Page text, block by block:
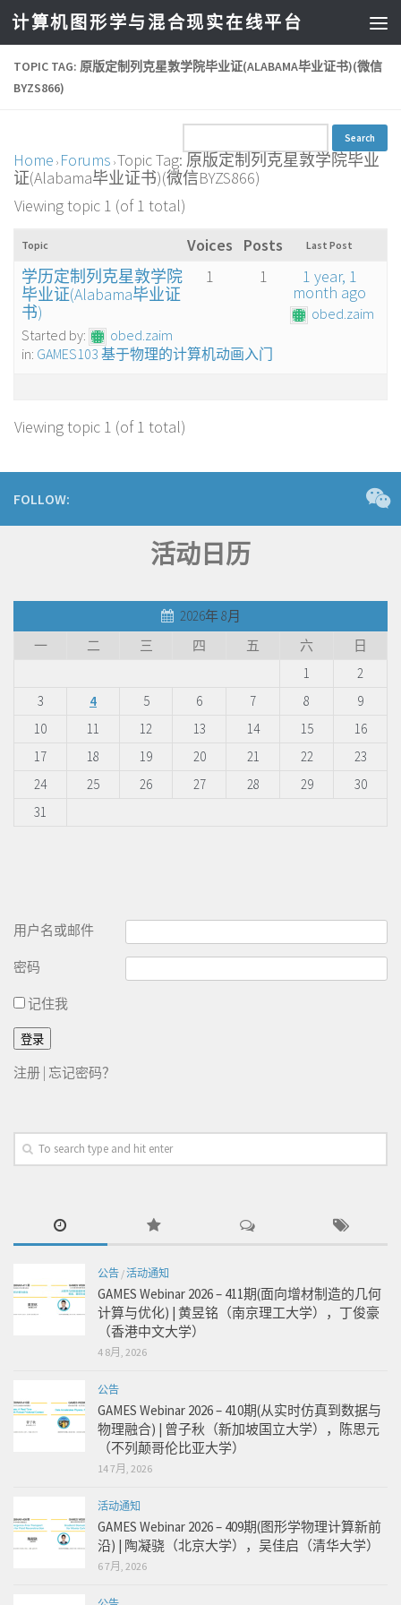
计算机图形学与混合现实在线平台
TOPIC TAG: 原版定制列克星敦学院毕业证(ALABAMA毕业证书)(微信
BYZS866)
Home › Forums ›Topic Tag: 原版定制列克星敦学院毕业
证(Alabama毕业证书)(微信BYZS866)
Viewing topic 1 (of 1 total)
Topic Voices Posts Last Post
学历定制列克星敦学院
毕业证(Alabama毕业证
书)
Started by:
obed.zaim
in: GAMES103 基于物理的计算机动画入门
1 1 1 year, 1
month ago
obed.zaim
Viewing topic 1 (of 1 total)
FOLLOW:
活动日历
2026年 8月
一
二 三 四 五 六
日
1
2
3
4 5 6 7 8
9
10
11 12 13 14 15
16
17
18 19 20 21 22
23
24
25 26 27 28 29
30
31
用户名或邮件
密码
记住我
注册 忘记密码？
公告 /活动通知
GAMES Webinar 2026 – 411期(面向增材制造的几何
计算与优化) | 黄昱铭（南京理工大学），丁俊豪
（香港中文大学）
4 8月, 2026
公告
GAMES Webinar 2026 – 410期(从实时仿真到数据与
物理融合) | 曾子秋（新加坡国立大学），陈思元
（不列颠哥伦比亚大学）
14 7月, 2026
活动通知
GAMES Webinar 2026 – 409期(图形学物理计算新前
沿) | 陶凝骁（北京大学），吴佳启（清华大学）
6 7月, 2026